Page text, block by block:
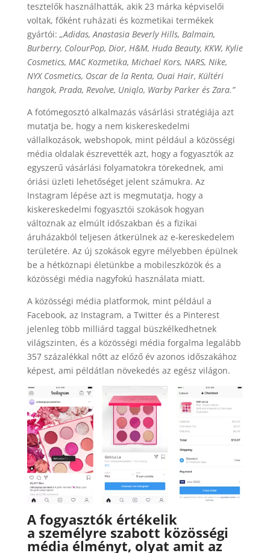
tesztelők használhatták, akik 23 márka képviselői
voltak, főként ruházati és kozmetikai termékek
gyártói: „Adidas, Anastasia Beverly Hills, Balmain,
Burberry, ColourPop, Dior, H&M, Huda Beauty, KKW, Kylie
Cosmetics, MAC Kozmetika, Michael Kors, NARS, Nike,
NYX Cosmetics, Oscar de la Renta, Ouai Hair, Kültéri
hangok, Prada, Revolve, Uniqlo, Warby Parker és Zara.”
A fotómegosztó alkalmazás vásárlási stratégiája azt
mutatja be, hogy a nem kiskereskedelmi
vállalkozások, webshopok, mint például a közösségi
média oldalak észrevették azt, hogy a fogyasztók az
egyszerű vásárlási folyamatokra törekednek, ami
óriási üzleti lehetőséget jelent számukra. Az
Instagram lépése azt is megmutatja, hogy a
kiskereskedelmi fogyasztói szokások hogyan
változnak az elmúlt időszakban és a fizikai
áruházakból teljesen átkerülnek az e-kereskedelem
területére. Az új szokások egyre mélyebben épülnek
be a hétköznapi életünkbe a mobileszközök és a
közösségi média nagyfokú használata miatt.
A közösségi média platformok, mint például a
Facebook, az Instagram, a Twitter és a Pinterest
jelenleg több milliárd taggal büszkélkedhetnek
világszinten, és a közösségi média forgalma legalább
357 százalékkal nőtt az előző év azonos időszakához
képest, ami példátlan növekedés az egész világon.
A fogyasztók értékelik
a személyre szabott közösségi
média élményt, olyat amit az